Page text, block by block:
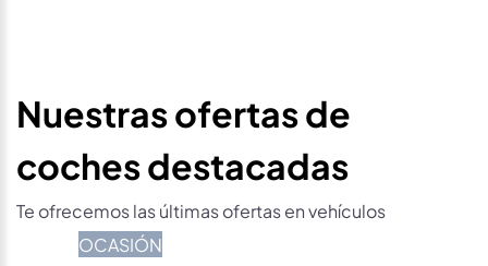
Nuestras ofertas de
coches destacadas
Te ofrecemos las últimas ofertas en vehículos
OCASIÓN